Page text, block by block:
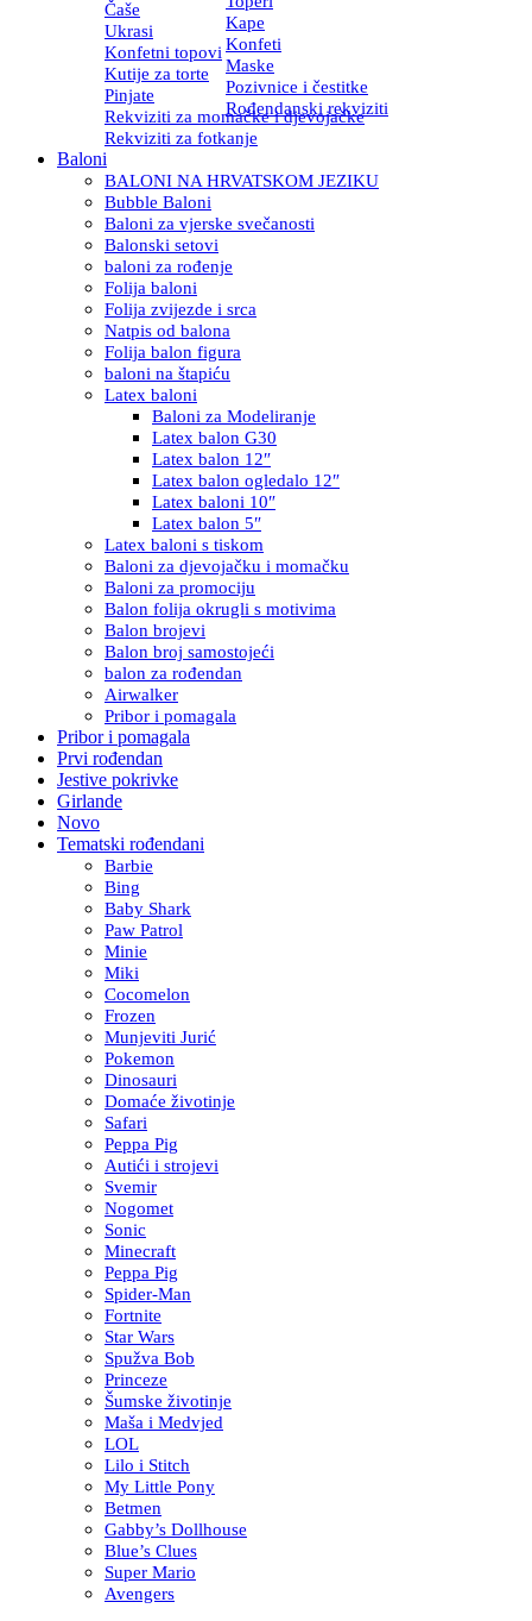
Čaše
Ukrasi
Kape
Konfetni topovi Konfeti
Kutije za torte
Maske
Pinjate
Pozivnice i čestitke
Rekviziti za momačke i djevojačke
Rođendanski rekviziti
Rekviziti za fotkanje
Baloni
BALONI NA HRVATSKOM JEZIKU
Bubble Baloni
Baloni za vjerske svečanosti
Balonski setovi
baloni za rođenje
Folija baloni
Folija zvijezde i srca
Natpis od balona
Folija balon figura
baloni na štapiću
Latex baloni
Baloni za Modeliranje
Latex balon G30
Latex balon 12″
Latex balon ogledalo 12″
Latex baloni 10″
Latex balon 5″
Latex baloni s tiskom
Baloni za djevojačku i momačku
Baloni za promociju
Balon folija okrugli s motivima
Balon brojevi
Balon broj samostojeći
balon za rođendan
Airwalker
Pribor i pomagala
Pribor i pomagala
Prvi rođendan
Jestive pokrivke
Girlande
Novo
Tematski rođendani
Barbie
Bing
Baby Shark
Paw Patrol
Minie
Miki
Cocomelon
Frozen
Munjeviti Jurić
Pokemon
Dinosauri
Domaće životinje
Safari
Peppa Pig
Autići i strojevi
Svemir
Nogomet
Sonic
Minecraft
Peppa Pig
Spider-Man
Fortnite
Star Wars
Spužva Bob
Princeze
Šumske životinje
Maša i Medvjed
LOL
Lilo i Stitch
My Little Pony
Betmen
Gabby’s Dollhouse
Blue’s Clues
Super Mario
Avengers